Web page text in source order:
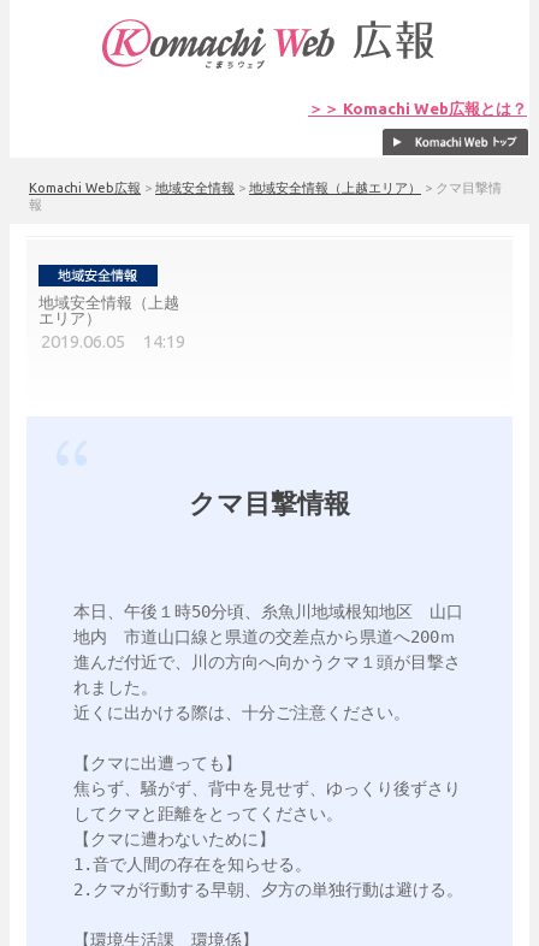
＞＞ Komachi Web広報とは？
Komachi Web広報 > 地域安全情報 > 地域安全情報（上越エリア） > クマ目撃情
報
地域安全情報（上越
エリア）
2019.06.05 14:19
クマ目撃情報
本日、午後１時50分頃、糸魚川地域根知地区　山口
地内　市道山口線と県道の交差点から県道へ200ｍ
進んだ付近で、川の方向へ向かうクマ１頭が目撃さ
れました。
近くに出かける際は、十分ご注意ください。
【クマに出遭っても】
焦らず、騒がず、背中を見せず、ゆっくり後ずさり
してクマと距離をとってください。
【クマに遭わないために】
1.音で人間の存在を知らせる。
2.クマが行動する早朝、夕方の単独行動は避ける。
【環境生活課　環境係】